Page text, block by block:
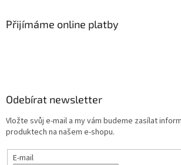
Přijímáme online platby
Odebírat newsletter
Vložte svůj e-mail a my vám budeme zasílat
produktech na našem e-shopu.
E-mail